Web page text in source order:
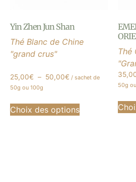
Yin Zhen Jun Shan
Thé Blanc de Chine
"grand crus"
25,00€ – 50,00€ / sachet de
50g ou 100g
Choix des options
Thé
50g